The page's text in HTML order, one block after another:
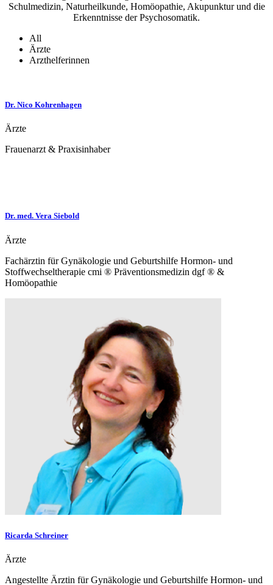
Schulmedizin, Naturheilkunde, Homöopathie, Akupunktur und die
Erkenntnisse der Psychosomatik.
All
Ärzte
Arzthelferinnen
Dr. Nico Kohrenhagen
Ärzte
Frauenarzt & Praxisinhaber
Dr. med. Vera Siebold
Ärzte
Fachärztin für Gynäkologie und Geburtshilfe Hormon- und
Stoffwechseltherapie cmi ® Präventionsmedizin dgf ® &
Homöopathie
Ricarda Schreiner
Ärzte
Angestellte Ärztin für Gynäkologie und Geburtshilfe Hormon- und